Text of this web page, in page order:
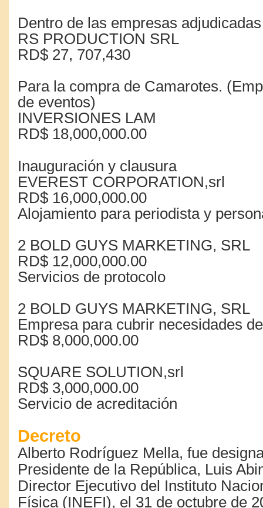
Dentro de las empresas
RS PRODUCTION SRL
RD$ 27, 707,430
Para la compra de Camarotes.
de eventos)
INVERSIONES LAM
RD$ 18,000,000.00
Inauguración y clausura
EVEREST CORPORATION,srl
RD$ 16,000,000.00
Alojamiento para periodista y
2 BOLD GUYS MARKETING, SRL
RD$ 12,000,000.00
Servicios de protocolo
2 BOLD GUYS MARKETING, SRL
Empresa para cubrir necesidades
RD$ 8,000,000.00
SQUARE SOLUTION,srl
RD$ 3,000,000.00
Servicio de acreditación
Decreto
Alberto Rodríguez Mella, fue
Presidente de la República, Luis
Director Ejecutivo del Instituto
Física (INEFI), el 31 de octubre de